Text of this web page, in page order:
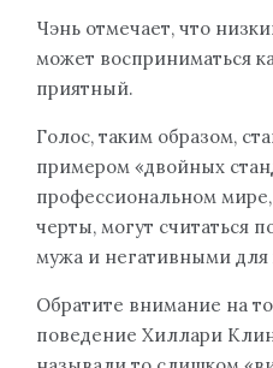
Чэнь отмечает, что
может восприниматься
приятный.
Голос, таким образом,
примером «двойных
профессиональном
черты, могут считаться
мужа и негативными
Обратите внимание на
поведение Хиллари